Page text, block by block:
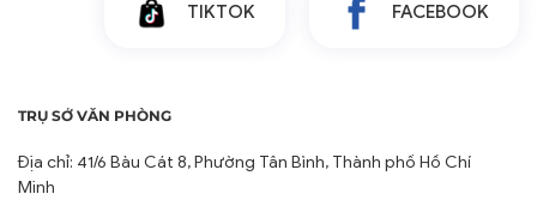
TIKTOK FACEBOOK
TRỤ SỞ VĂN PHÒNG
Địa chỉ: 41/6 Bàu Cát 8, Phường Tân Bình, Thành phố Hồ Chí
Minh